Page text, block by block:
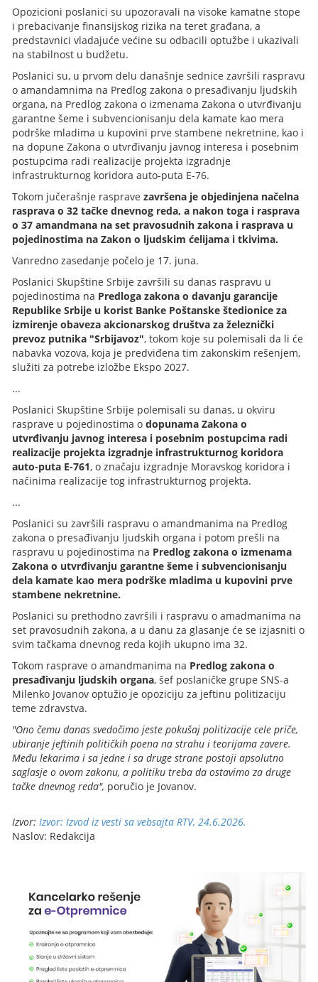
Opozicioni poslanici su upozoravali na visoke kamatne stope
i prebacivanje finansijskog rizika na teret građana, a
predstavnici vladajuće većine su odbacili optužbe i ukazivali
na stabilnost u budžetu.
Poslanici su, u prvom delu današnje sednice završili raspravu
o amandamnima na Predlog zakona o presađivanju ljudskih
organa, na Predlog zakona o izmenama Zakona o utvrđivanju
garantne šeme i subvencionisanju dela kamate kao mera
podrške mladima u kupovini prve stambene nekretnine, kao i
na dopune Zakona o utvrđivanju javnog interesa i posebnim
postupcima radi realizacije projekta izgradnje
infrastrukturnog koridora auto-puta E-76.
Tokom jučerašnje raspravezavršena je objedinjena načelna
rasprava o 32 tačke dnevnog reda, a nakon toga i rasprava
o 37 amandmana na set pravosudnih zakona i rasprava u
pojedinostima na Zakon o ljudskim ćelijama i tkivima.
Vanredno zasedanje počelo je 17. juna.
Poslanici Skupštine Srbije završili su danas raspravu u
pojedinostima na Predloga zakona o davanju garancije
Republike Srbije u korist Banke Poštanske štedionice za
izmirenje obaveza akcionarskog društva za železnički
prevoz putnika "Srbijavoz", tokom koje su polemisali da li će
nabavka vozova, koja je predviđena tim zakonskim rešenjem,
služiti za potrebe izložbe Ekspo 2027.
...
Poslanici Skupštine Srbije polemisali su danas, u okviru
rasprave u pojedinostima odopunama Zakona o
utvrđivanju javnog interesa i posebnim postupcima radi
realizacije projekta izgradnje infrastrukturnog koridora
auto-puta E-761, o značaju izgradnje Moravskog koridora i
načinima realizacije tog infrastrukturnog projekta.
...
Poslanici su završili raspravu o amandmanima na Predlog
zakona o presađivanju ljudskih organa i potom prešli na
raspravu u pojedinostima na Predlog zakona o izmenama
Zakona o utvrđivanju garantne šeme i subvencionisanju
dela kamate kao mera podrške mladima u kupovini prve
stambene nekretnine.
Poslanici su prethodno završili i raspravu o amadmanima na
set pravosudnih zakona, a u danu za glasanje će se izjasniti o
svim tačkama dnevnog reda kojih ukupno ima 32.
Tokom rasprave o amandmanima na Predlog zakona o
presađivanju ljudskih organa, šef poslaničke grupe SNS-a
Milenko Jovanov optužio je opoziciju za jeftinu politizaciju
teme zdravstva.
"Ono čemu danas svedočimo jeste pokušaj politizacije cele priče,
ubiranje jeftinih političkih poena na strahu i teorijama zavere.
Među lekarima i sa jedne i sa druge strane postoji apsolutno
saglasje o ovom zakonu, a politiku treba da ostavimo za druge
tačke dnevnog reda", poručio je Jovanov.
Izvor:Izvor: Izvod iz vesti sa vebsajta RTV, 24.6.2026.
Naslov: Redakcija